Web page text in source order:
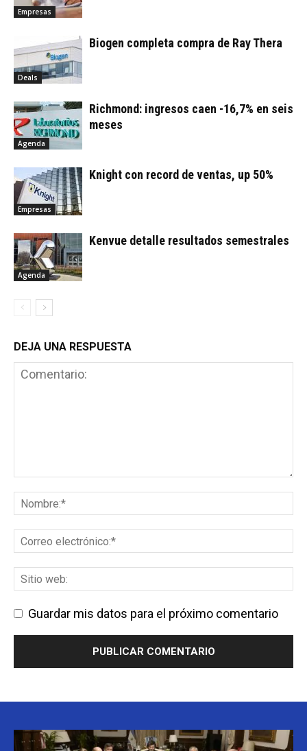
Empresas
Deals
Biogen completa compra de Ray Thera
Agenda
Richmond: ingresos caen -16,7% en seis
meses
Empresas
Knight con record de ventas, up 50%
Agenda
Kenvue detalle resultados semestrales
DEJA UNA RESPUESTA
Guardar mis datos para el próximo comentario